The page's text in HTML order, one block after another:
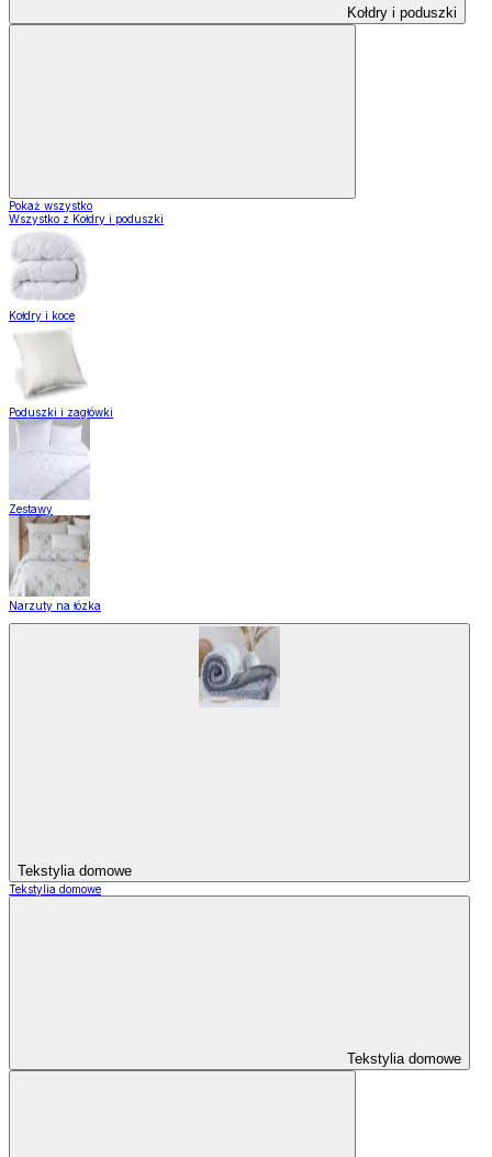
Kołdry i poduszki
Pokaż wszystko
Wszystko z Kołdry i poduszki
Kołdry i koce
Poduszki i zagłówki
Zestawy
Narzuty na łózka
Tekstylia domowe
Tekstylia domowe
Tekstylia domowe